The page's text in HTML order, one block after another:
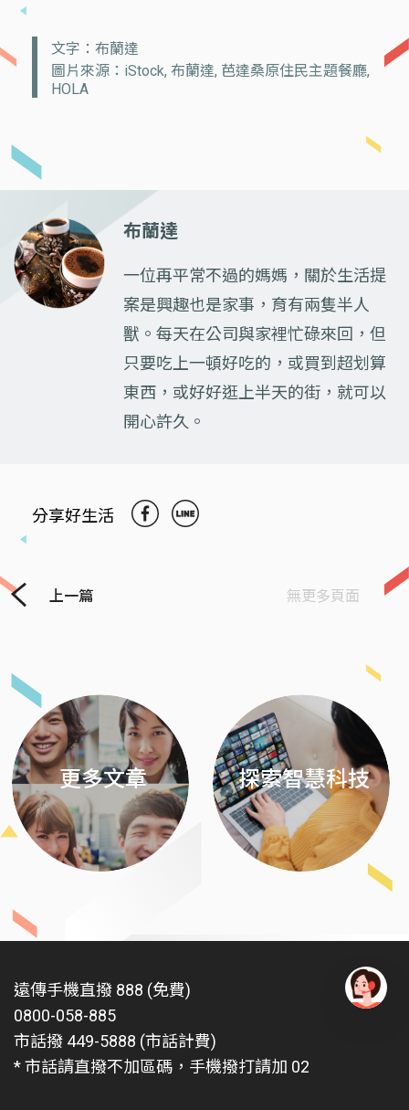
文字：布蘭達
圖片來源：iStock, 布蘭達, 芭達桑原住民主題餐廳,
HOLA
布蘭達
一位再平常不過的媽媽，關於生活提
案是興趣也是家事，育有兩隻半人
獸。每天在公司與家裡忙碌來回，但
只要吃上一頓好吃的，或買到超划算
東西，或好好逛上半天的街，就可以
開心許久。
分享好生活
上一篇 無更多頁面
更多文章 探索智慧科技
遠傳手機直撥 888 (免費)
0800-058-885
市話撥 449-5888 (市話計費)
* 市話請直撥不加區碼，手機撥打請加 02